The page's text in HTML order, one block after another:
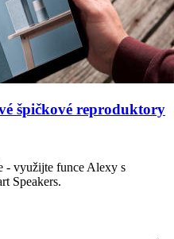
špičkové reproduktory
- využijte funce Alexy s
Speakers.